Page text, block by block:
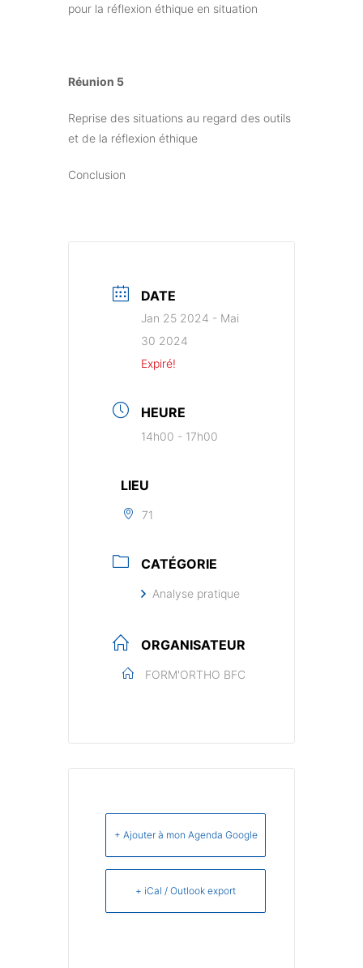
pour la réflexion éthique en situation
Réunion 5
Reprise des situations au regard des outils
et de la réflexion éthique
Conclusion
DATE
Jan 25 2024 - Mai
30 2024
Expiré!
HEURE
14h00 - 17h00
LIEU
71
CATÉGORIE
Analyse pratique
ORGANISATEUR
FORM'ORTHO BFC
+ Ajouter à mon Agenda Google
+ iCal / Outlook export